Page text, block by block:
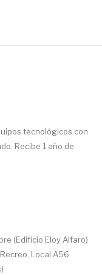
tecnológicos con
Recibe 1 año de
(Edificio Eloy Alfaro)
Recreo, Local A56